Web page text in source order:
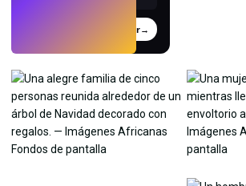
Probar→